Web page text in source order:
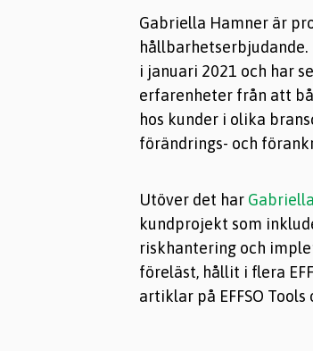
Gabriella Hamner är
hållbarhetserbjudande.
i januari 2021 och har
erfarenheter från att
hos kunder i olika
förändrings- och
Utöver det har Gabriella
kundprojekt som
riskhantering och
föreläst, hållit i flera
artiklar på EFFSO